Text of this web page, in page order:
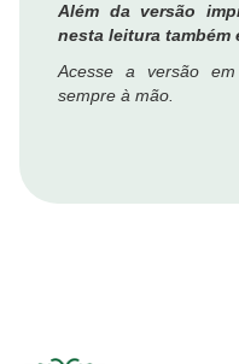
Além da versão
nesta leitura também
Acesse a versão em
sempre à mão.